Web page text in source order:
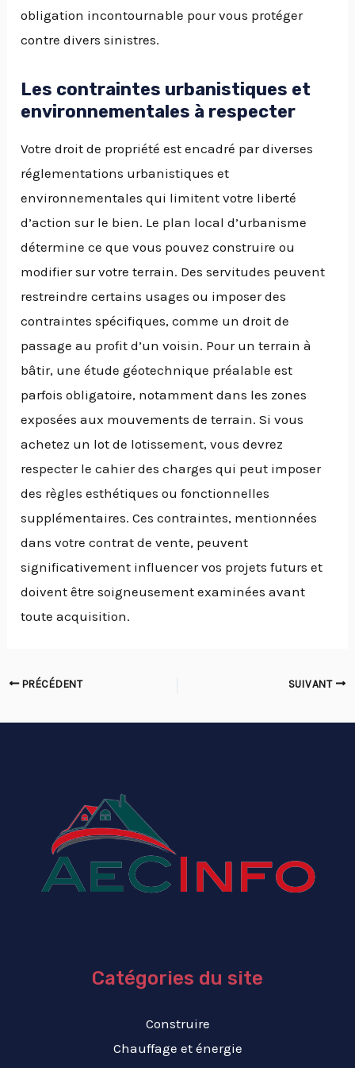
obligation incontournable pour vous protéger
contre divers sinistres.
Les contraintes urbanistiques et
environnementales à respecter
Votre droit de propriété est encadré par diverses
réglementations urbanistiques et
environnementales qui limitent votre liberté
d’action sur le bien. Le plan local d’urbanisme
détermine ce que vous pouvez construire ou
modifier sur votre terrain. Des servitudes peuvent
restreindre certains usages ou imposer des
contraintes spécifiques, comme un droit de
passage au profit d’un voisin. Pour un terrain à
bâtir, une étude géotechnique préalable est
parfois obligatoire, notamment dans les zones
exposées aux mouvements de terrain. Si vous
achetez un lot de lotissement, vous devrez
respecter le cahier des charges qui peut imposer
des règles esthétiques ou fonctionnelles
supplémentaires. Ces contraintes, mentionnées
dans votre contrat de vente, peuvent
significativement influencer vos projets futurs et
doivent être soigneusement examinées avant
toute acquisition.
PRÉCÉDENT SUIVANT
Catégories du site
Construire
Chauffage et énergie